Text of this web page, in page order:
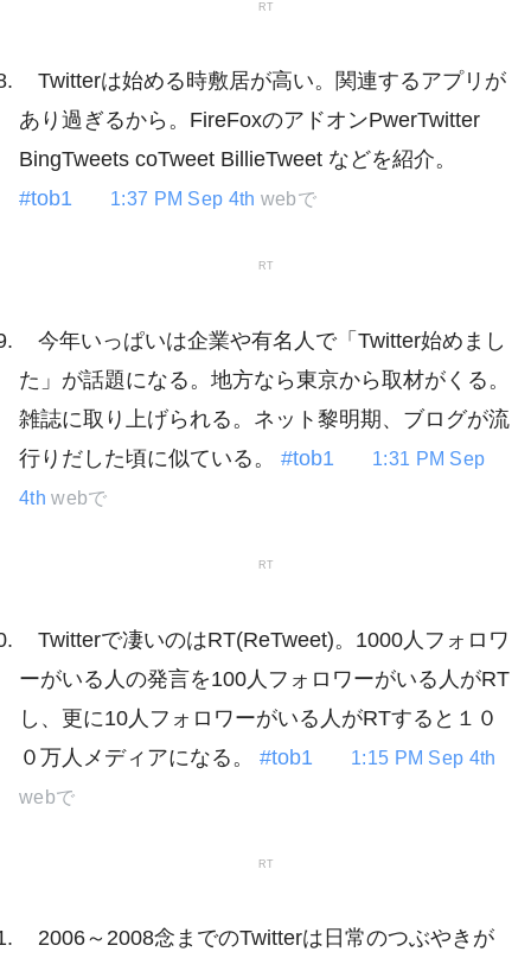
RT
Twitterは始める時敷居が高い。関連するアプリが
あり過ぎるから。FireFoxのアドオンPwerTwitter
BingTweets coTweet BillieTweet などを紹介。
#tob1
1:37 PM Sep 4th webで
RT
今年いっぱいは企業や有名人で「Twitter始めまし
た」が話題になる。地方なら東京から取材がくる。
雑誌に取り上げられる。ネット黎明期、ブログが流
行りだした頃に似ている。 #tob1
1:31 PM Sep
4th webで
RT
Twitterで凄いのはRT(ReTweet)。1000人フォロワ
ーがいる人の発言を100人フォロワーがいる人がRT
し、更に10人フォロワーがいる人がRTすると１０
０万人メディアになる。 #tob1
1:15 PM Sep 4th
webで
RT
2006～2008念までのTwitterは日常のつぶやきが